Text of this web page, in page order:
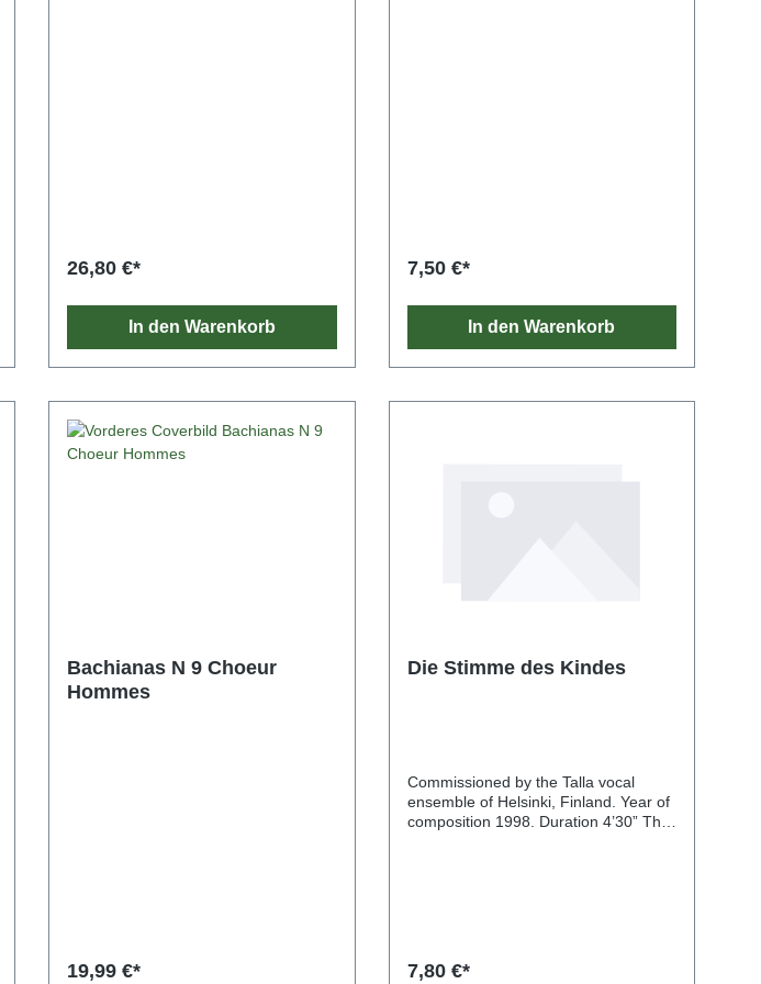
26,80 €*
In den Warenkorb
7,50 €*
In den Warenkorb
Bachianas N 9 Choeur
Hommes
19,99 €*
Die Stimme des Kindes
Commissioned by the Talla vocal
ensemble of Helsinki, Finland. Year of
composition 1998. Duration 4’30” The
7,80 €*